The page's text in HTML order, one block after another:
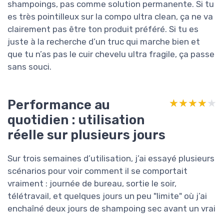
shampoings, pas comme solution permanente. Si tu
es très pointilleux sur la compo ultra clean, ça ne va
clairement pas être ton produit préféré. Si tu es
juste à la recherche d’un truc qui marche bien et
que tu n’as pas le cuir chevelu ultra fragile, ça passe
sans souci.
Performance au
quotidien : utilisation
réelle sur plusieurs jours
★★★★★
★★★★★
Sur trois semaines d’utilisation, j’ai essayé plusieurs
scénarios pour voir comment il se comportait
vraiment : journée de bureau, sortie le soir,
télétravail, et quelques jours un peu "limite" où j’ai
enchaîné deux jours de shampoing sec avant un vrai